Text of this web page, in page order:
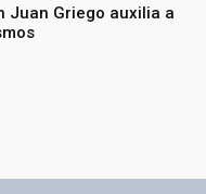
Juan Griego auxilia a